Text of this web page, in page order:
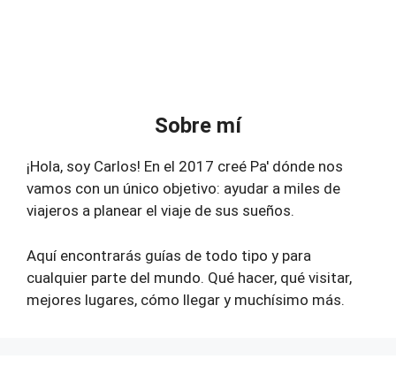
Sobre mí
¡Hola, soy Carlos! En el 2017 creé Pa' dónde nos
vamos con un único objetivo: ayudar a miles de
viajeros a planear el viaje de sus sueños.
Aquí encontrarás guías de todo tipo y para
cualquier parte del mundo. Qué hacer, qué visitar,
mejores lugares, cómo llegar y muchísimo más.